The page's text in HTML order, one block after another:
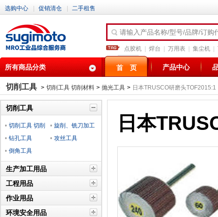
选购中心 促销清仓 二手租售
请输入产品名称/型号/品牌/订购
点胶机 焊台 万用表 集尘机
所有商品分类 首 页 产品中心
切削工具 > 切削工具 切削材料 > 抛光工具 > 日本TRUSCO研磨头TOF2015:1
切削工具
• 切削工具 切削
材料
• 旋削、铣刀加工
工具
• 钻孔工具 • 攻丝工具
• 倒角工具
生产加工用品
工程用品
作业用品
环境安全用品
日本